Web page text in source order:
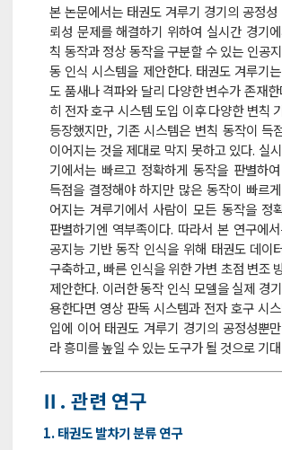
본 논문에서는 태권도 겨루기 경기의 공정성
뢰성 문제를 해결하기 위하여 실시간 경기
칙 동작과 정상 동작을 구분할 수 있는 인공
동 인식 시스템을 제안한다. 태권도 겨루기
도 품새나 격파와 달리 다양한 변수가 존재한
히 전자 호구 시스템 도입 이후 다양한 변칙
등장했지만, 기존 시스템은 변칙 동작이 득
이어지는 것을 제대로 막지 못하고 있다. 실
기에서는 빠르고 정확하게 동작을 판별하
득점을 결정해야 하지만 많은 동작이 빠르
어지는 겨루기에서 사람이 모든 동작을 정
판별하기엔 역부족이다. 따라서 본 연구에
공지능 기반 동작 인식을 위해 태권도 데이
구축하고, 빠른 인식을 위한 가변 초점 변조
제안한다. 이러한 동작 인식 모델을 실제 경
용한다면 영상 판독 시스템과 전자 호구 시
입에 이어 태권도 겨루기 경기의 공정성뿐
라 흥미를 높일 수 있는 도구가 될 것으로 기
Ⅱ. 관련 연구
1. 태권도 발차기 분류 연구